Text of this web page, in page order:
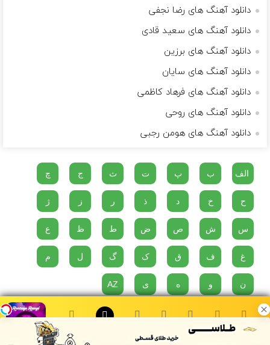
دانلود آهنگ های رضا نجفی
دانلود آهنگ های سعید قادی
دانلود آهنگ های برزین
دانلود آهنگ های سایان
دانلود آهنگ های فرهاد کاظمی
دانلود آهنگ های روحی
دانلود آهنگ های هومن رجبی
الف ب پ ت ث ج چ
ح خ د ذ ر ز ژ
س ش ص ض ط ظ ع
غ ف ق ک گ ل م
ن و ه ی AZ
دو پناهگاه در مقابل مصیبت های زندگی وجود دارد، موسیقی و گربه ها...
روزای رنگی - امیر رادان